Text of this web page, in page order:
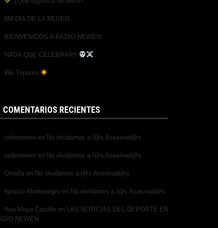
8M DÍA DE LA MUJER
BIENVENIDOS A RADIO NEWEN
NADA QUE CELEBRAR!!
We Tripantu
COMENTARIOS RECIENTES
radionewen en No olvidamos a l@s Asesinad@s
radionewen en No olvidamos a l@s Asesinad@s
Ornella en No olvidamos a l@s Asesinad@s
Ignacio Montenegro en No olvidamos a l@s Asesinad@s
Ana Moya Castillo en LAS NOTICIAS DEL DEPORTE EN
NEWEN